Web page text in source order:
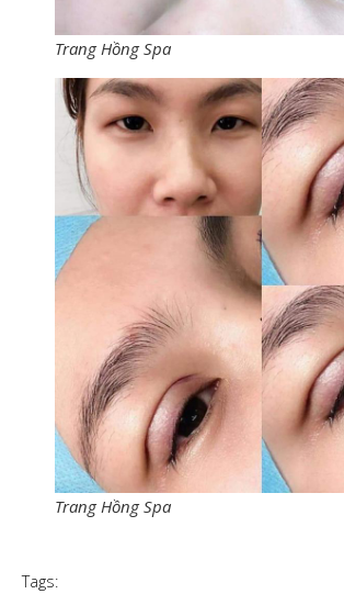
Trang Hồng Spa
Trang Hồng Spa
Tags: